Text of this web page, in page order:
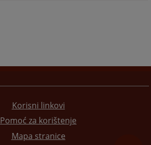
Korisni linkovi
Pomoć za korištenje
Mapa stranice